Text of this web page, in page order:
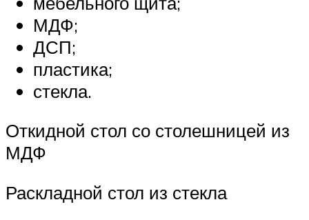
МДФ;
ДСП;
пластика;
стекла.
Откидной стол со столешницей из
МДФ
Раскладной стол из стекла